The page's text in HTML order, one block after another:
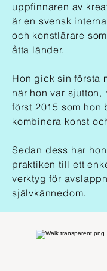
uppfinnaren av
är en svensk
och konstlärare
åtta länder.
Hon gick sin första
när hon var sjutton,
först 2015 som hon
kombinera konst
Sedan dess har
praktiken till ett
verktyg för
självkännedom.